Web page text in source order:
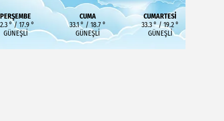
PERŞEMBE
° / 17.9 °
GÜNEŞLI
CUMA
33.1 ° / 18.7 °
GÜNEŞLI
CUMARTESI
33.3 ° / 19.2 °
GÜNEŞLI